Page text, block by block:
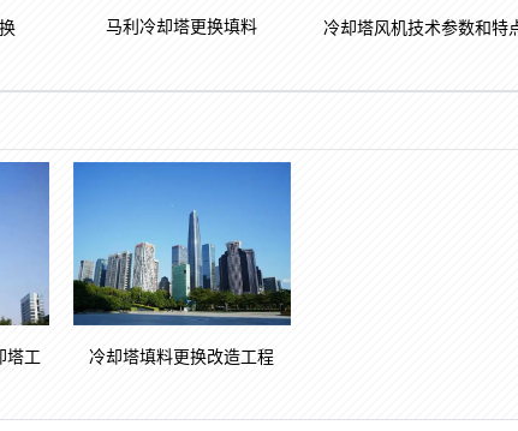
马利冷却塔更换填料 冷却塔风机技术参数和特
塔工 冷却塔填料更换改造工程